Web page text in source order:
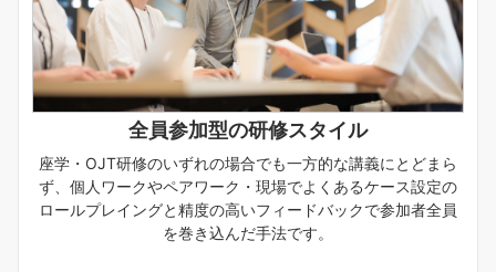
全員参加型の研修スタイル
座学・OJT研修のいずれの場合でも一方的な講義にとどまら
ず、個人ワークやペアワーク・現場でよくあるケース設定の
ロールプレイングと精度の高いフィードバックで参加者全員
を巻き込んだ手法です。